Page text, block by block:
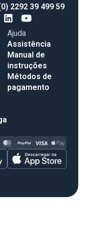
2292 39 499 59
Ajuda
Assistência
Manual de
instruções
Métodos de
pagamento